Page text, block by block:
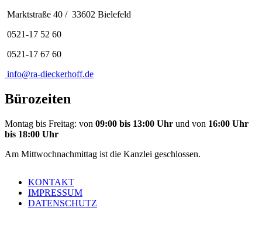
Marktstraße 40 / 33602 Bielefeld
0521-17 52 60
0521-17 67 60
info@ra-dieckerhoff.de
Bürozeiten
Montag bis Freitag: von 09:00 bis 13:00 Uhr und von 16:00 Uhr
bis 18:00 Uhr
Am Mittwochnachmittag ist die Kanzlei geschlossen.
KONTAKT
IMPRESSUM
DATENSCHUTZ